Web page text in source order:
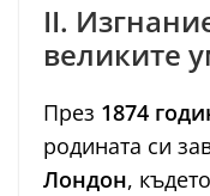
II.
великите
През 1874
родината си
Лондон,